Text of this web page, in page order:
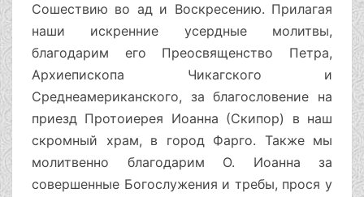
Сошествию во ад и Воскресению. Прилагая
наши искренние усердные молитвы,
благодарим его Преосвященство Петра,
Архиепископа Чикагского и
Среднеамериканского, за благословение на
приезд Протоиерея Иоанна (Скипор) в наш
скромный храм, в город Фарго. Также мы
молитвенно благодарим О. Иоанна за
совершенные Богослужения и требы, прося у